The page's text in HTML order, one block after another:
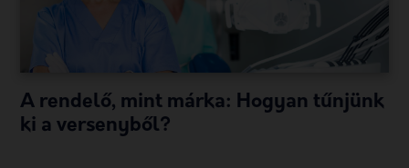
A rendelő, mint márka: Hogyan tűnjünk
ki a versenyből?